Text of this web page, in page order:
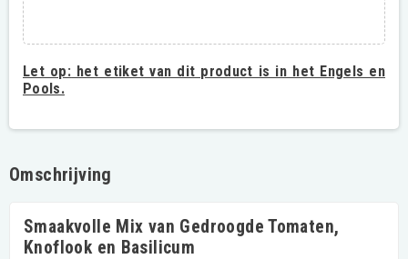
Let op: het etiket van dit product is in het Engels en
Pools.
Omschrijving
Smaakvolle Mix van Gedroogde Tomaten,
Knoflook en Basilicum